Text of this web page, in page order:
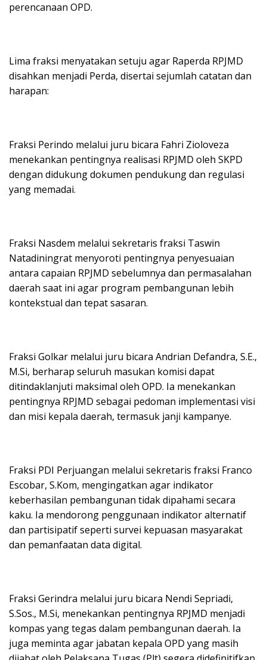
perencanaan OPD.
Lima fraksi menyatakan setuju agar Raperda RPJMD
disahkan menjadi Perda, disertai sejumlah catatan dan
harapan:
Fraksi Perindo melalui juru bicara Fahri Zioloveza
menekankan pentingnya realisasi RPJMD oleh SKPD
dengan didukung dokumen pendukung dan regulasi
yang memadai.
Fraksi Nasdem melalui sekretaris fraksi Taswin
Natadiningrat menyoroti pentingnya penyesuaian
antara capaian RPJMD sebelumnya dan permasalahan
daerah saat ini agar program pembangunan lebih
kontekstual dan tepat sasaran.
Fraksi Golkar melalui juru bicara Andrian Defandra, S.E.,
M.Si, berharap seluruh masukan komisi dapat
ditindaklanjuti maksimal oleh OPD. Ia menekankan
pentingnya RPJMD sebagai pedoman implementasi visi
dan misi kepala daerah, termasuk janji kampanye.
Fraksi PDI Perjuangan melalui sekretaris fraksi Franco
Escobar, S.Kom, mengingatkan agar indikator
keberhasilan pembangunan tidak dipahami secara
kaku. Ia mendorong penggunaan indikator alternatif
dan partisipatif seperti survei kepuasan masyarakat
dan pemanfaatan data digital.
Fraksi Gerindra melalui juru bicara Nendi Sepriadi,
S.Sos., M.Si, menekankan pentingnya RPJMD menjadi
kompas yang tegas dalam pembangunan daerah. Ia
juga meminta agar jabatan kepala OPD yang masih